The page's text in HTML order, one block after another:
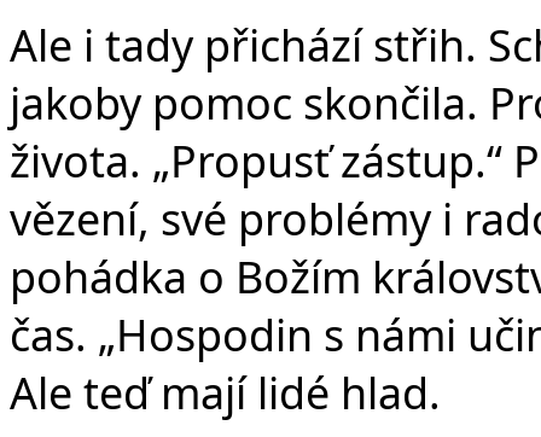
Ale i tady přichází střih.
jakoby pomoc skončila.
života. „Propusť zástup.“
vězení, své problémy i
pohádka o Božím
čas. „Hospodin s námi
Ale teď mají lidé hlad.